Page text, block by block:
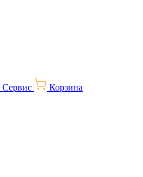
Сервис Корзина